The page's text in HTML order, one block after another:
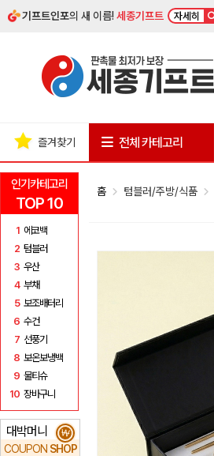
기프트인포의 새 이름!세종기프트 자세히
인기카테고리
TOP 10
1 에코백
2 텀블러
3 우산
4 부채
5 보조배터리
6 수건
7 선풍기
8 보온보냉백
9 물티슈
10 장바구니
대박머니
COUPON SHOP
₩
즐겨찾기 전체 카테고리
홈 텀블러/주방/식품